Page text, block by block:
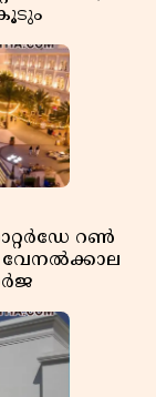
റൺ
വേനൽക്കാല